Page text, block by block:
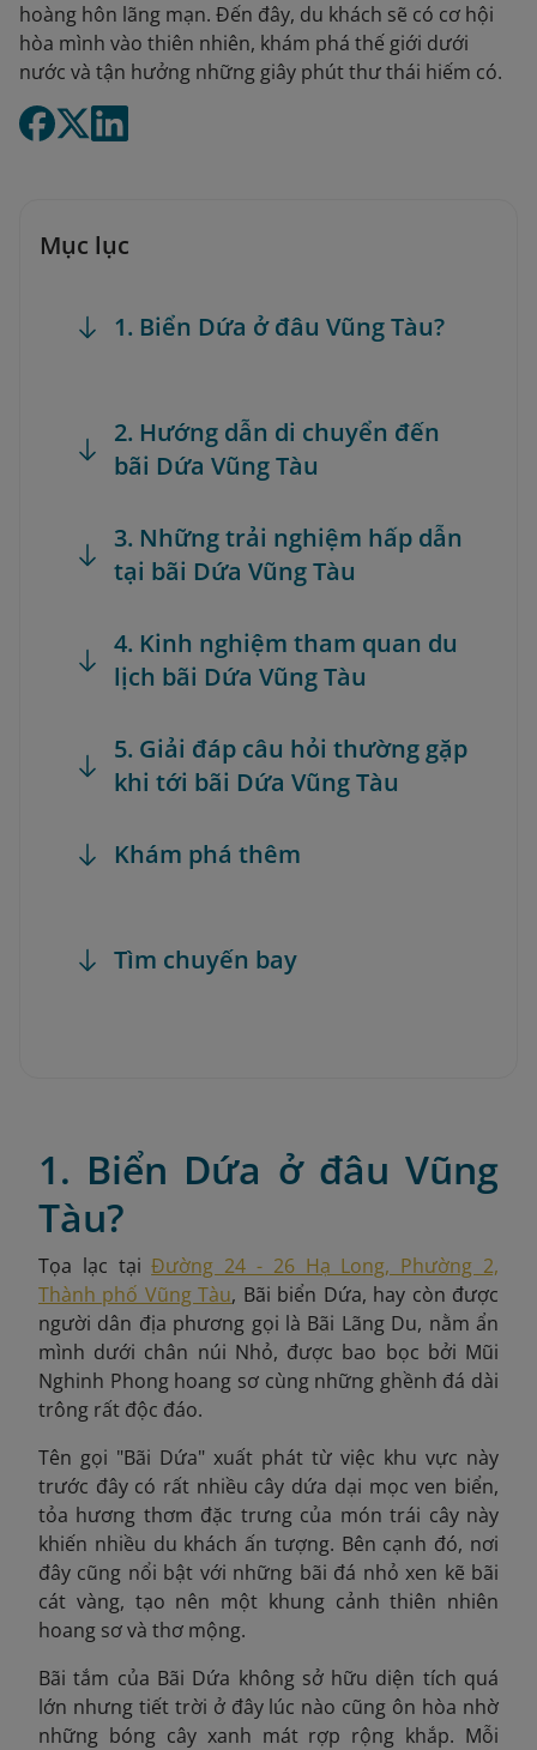
hoàng hôn lãng mạn. Đến đây, du khách sẽ có cơ hội
hòa mình vào thiên nhiên, khám phá thế giới dưới
nước và tận hưởng những giây phút thư thái hiếm có.
Mục lục
1. Biển Dứa ở đâu Vũng Tàu?
2. Hướng dẫn di chuyển đến
bãi Dứa Vũng Tàu
3. Những trải nghiệm hấp dẫn
tại bãi Dứa Vũng Tàu
4. Kinh nghiệm tham quan du
lịch bãi Dứa Vũng Tàu
5. Giải đáp câu hỏi thường gặp
khi tới bãi Dứa Vũng Tàu
Khám phá thêm
Tìm chuyến bay
1. Biển Dứa ở đâu Vũng
Tàu?
Tọa lạc tạiĐường 24 - 26 Hạ Long, Phường 2,
Thành phố Vũng Tàu, Bãi biển Dứa, hay còn được
người dân địa phương gọi là Bãi Lãng Du, nằm ẩn
mình dưới chân núi Nhỏ, được bao bọc bởi Mũi
Nghinh Phong hoang sơ cùng những ghềnh đá dài
trông rất độc đáo.
Tên gọi "Bãi Dứa" xuất phát từ việc khu vực này
trước đây có rất nhiều cây dứa dại mọc ven biển,
tỏa hương thơm đặc trưng của món trái cây này
khiến nhiều du khách ấn tượng. Bên cạnh đó, nơi
đây cũng nổi bật với những bãi đá nhỏ xen kẽ bãi
cát vàng, tạo nên một khung cảnh thiên nhiên
hoang sơ và thơ mộng.
Bãi tắm của Bãi Dứa không sở hữu diện tích quá
lớn nhưng tiết trời ở đây lúc nào cũng ôn hòa nhờ
những bóng cây xanh mát rợp rộng khắp. Mỗi